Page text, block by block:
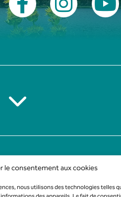
le consentement aux cookies
nous utilisons des technologies telles